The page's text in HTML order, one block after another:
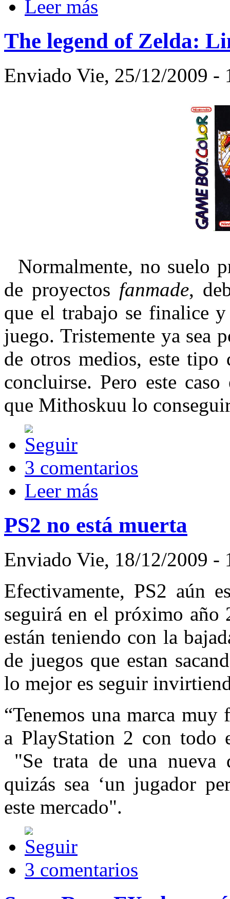
Leer más
The legend of Zelda:
Enviado Vie, 25/12/2009 -
Normalmente, no suelo
de proyectos fanmade,
que el trabajo se finalice
juego. Tristemente ya sea
de otros medios, este tipo
concluirse. Pero este
que Mithoskuu lo
3 comentarios
Leer más
PS2 no está muerta
Enviado Vie, 18/12/2009 -
Efectivamente, PS2 aún
seguirá en el próximo año
están teniendo con la
de juegos que estan
lo mejor es seguir
“Tenemos una marca
a PlayStation 2 con todo
"Se trata de una nueva
quizás sea ‘un jugador
este mercado".
3 comentarios